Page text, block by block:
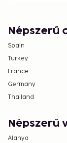
Népszerű
Spain
Turkey
France
Germany
Thailand
Népszerű
Alanya